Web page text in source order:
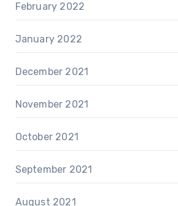
February 2022
January 2022
December 2021
November 2021
October 2021
September 2021
August 2021